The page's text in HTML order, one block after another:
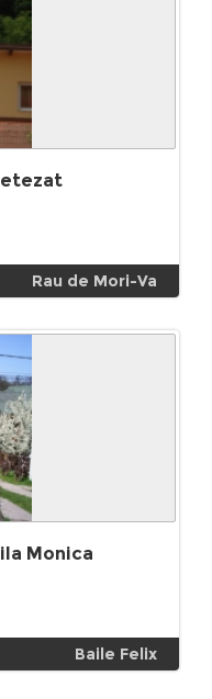
Rau de Mori-Va
Monica
Baile Felix